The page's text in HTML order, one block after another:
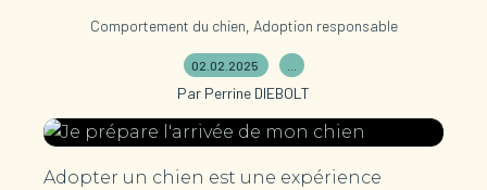
Comportement du chien, Adoption responsable
02.02.2025
Par Perrine DIEBOLT
Adopter un chien est une expérience